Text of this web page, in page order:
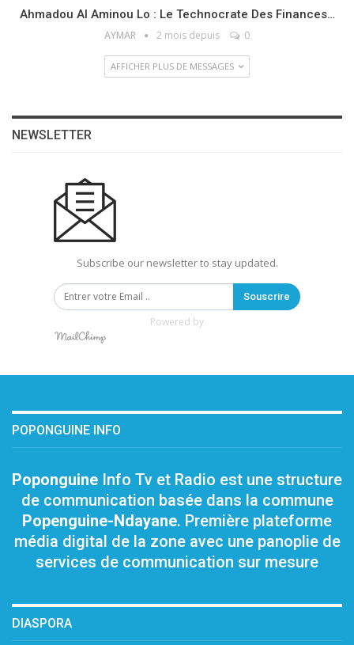
Ahmadou Al Aminou Lo : Le Technocrate Des Finances…
AYMAR 2 mois depuis 0
AFFICHER PLUS DE MESSAGES
NEWSLETTER
Subscribe our newsletter to stay updated.
Souscrire
Powered by
POPONGUINE INFO
Poponguine Info Tv et Radio est une structure
de communication basée dans la commune
Popenguine-Ndayane. Première plateforme
média digital de la zone avec une panoplie de
services de communication sur mesure
DIASPORA